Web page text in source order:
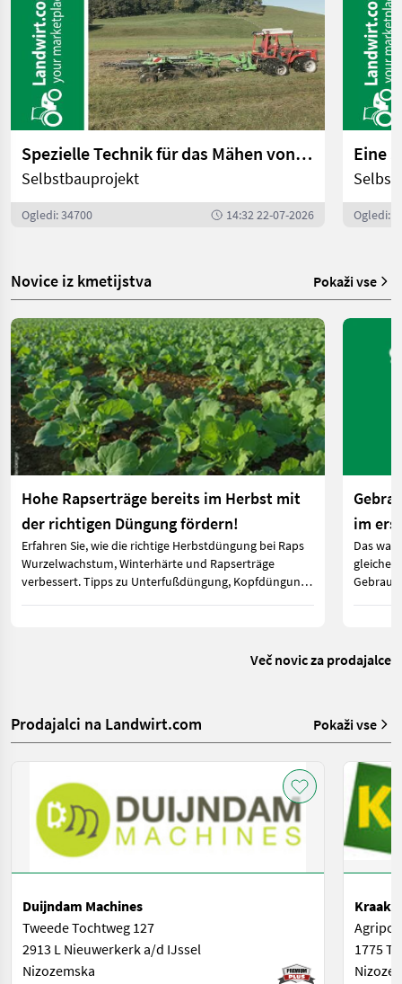
Spezielle Technik für das Mähen von Feuchtwiesen | landwirt.com
Selbstbauprojekt
Ogledi: 34700 14:32 22-07-2026 Ogledi:
Novice iz kmetijstva Pokaži vse
Hohe Rapserträge bereits im Herbst mit
der richtigen Düngung fördern!
Erfahren Sie, wie die richtige Herbstdüngung bei Raps
Wurzelwachstum, Winterhärte und Rapserträge
verbessert. Tipps zu Unterfußdüngung, Kopfdüngung
im
Das
gleichen
Več novic za prodajalce
Prodajalci na Landwirt.com Pokaži vse
Duijndam Machines
Tweede Tochtweg 127
2913 L Nieuwerkerk a/d IJssel
Nizozemska
1775 T